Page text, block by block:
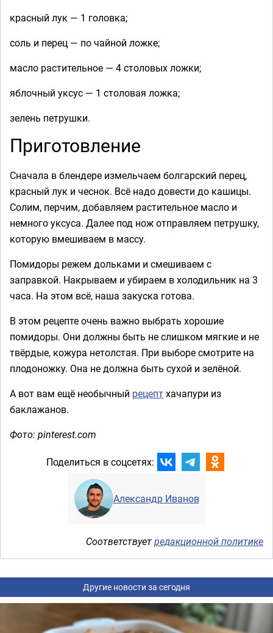
красный лук — 1 головка;
соль и перец — по чайной ложке;
масло растительное — 4 столовых ложки;
яблочный уксус — 1 столовая ложка;
зелень петрушки.
Приготовление
Сначала в блендере измельчаем болгарский перец,
красный лук и чеснок. Всё надо довести до кашицы.
Солим, перчим, добавляем растительное масло и
немного уксуса. Далее под нож отправляем петрушку,
которую вмешиваем в массу.
Помидоры режем дольками и смешиваем с
заправкой. Накрываем и убираем в холодильник на 3
часа. На этом всё, наша закуска готовa.
В этом рецепте очень важно выбрать хорошие
помидоры. Они должны быть не слишком мягкие и не
твёрдые, кожура нетолстая. При выборе смотрите на
плодоножку. Она не должна быть сухой и зелёной.
А вот вам ещё необычный рецептхачапури из
баклажанов.
Фото: pinterest.com
Поделиться в соцсетях:
Александр Иванов
Соответствуетредакционной политике
Другие новости за сегодня